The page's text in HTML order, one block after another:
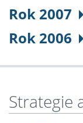
Rok 2007
Rok 2006
Strategie